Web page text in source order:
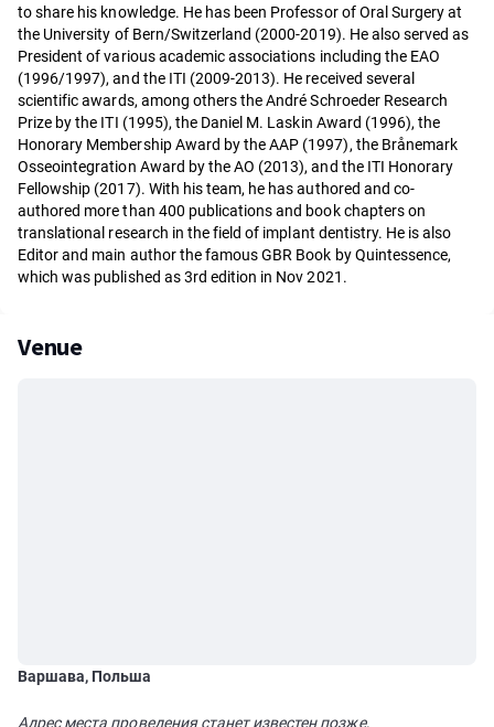
to share his knowledge. He has been Pro­fes­sor of Oral Sur­ge­ry at
the Uni­ver­si­ty of Ber­n/Swit­zer­land (2000-2019). He also served as
President of various academic associations including the EAO
(1996/1997), and the ITI (2009-2013). He re­cei­ved several
scientific awards, among others the André Schroeder Research
Prize by the ITI (1995), the Daniel M. Laskin Award (1996), the
Honorary Membership Award by the AAP (1997), the Brånemark
Osseointegration Award by the AO (2013), and the ITI Honorary
Fellowship (2017). With his team, he has authored and co-
authored more than 400 publications and book chapters on
translational research in the field of implant dentistry. He is also
Editor and main author the famous GBR Book by Quintessence,
which was published as 3rd edition in Nov 2021.
Venue
Варшава, Польша
Адрес места проведения станет известен позже,